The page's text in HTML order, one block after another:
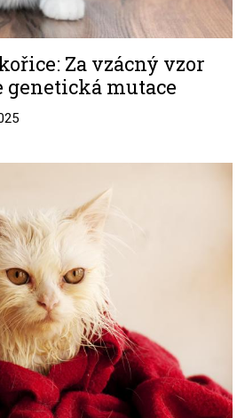
Za vzácný vzor
mutace